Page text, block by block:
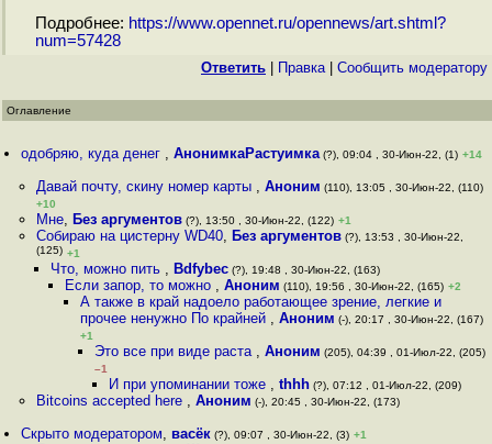
Подробнее: https://www.opennet.ru/opennews/art.shtml?
num=57428
Ответить Правка| Cообщить модератору
Оглавление
одобряю, куда денег ,АнонимкаРастуимка (?), 09:04 , 30-Июн-22, (1) +14
Давай почту, скину номер карты , Аноним (110), 13:05 , 30-Июн-22, (110)
+10
Мне, Без аргументов(?), 13:50 , 30-Июн-22, (122) +1
Собираю на цистерну WD40, Без аргументов(?), 13:53 , 30-Июн-22,
(125) +1
Что, можно пить , Bdfybec(?), 19:48 , 30-Июн-22, (163)
Если запор, то можно ,Аноним (110), 19:56 , 30-Июн-22, (165) +2
А также в край надоело работающее зрение, легкие и
прочее ненужно По крайней , Аноним (-), 20:17 , 30-Июн-22, (167)
+1
Это все при виде раста , Аноним (205), 04:39 , 01-Июл-22, (205)
–1
И при упоминании тоже ,thhh (?), 07:12 , 01-Июл-22, (209)
Bitcoins accepted here , Аноним (-), 20:45 , 30-Июн-22, (173)
Скрыто модератором, васёк (?), 09:07 , 30-Июн-22, (3) +1